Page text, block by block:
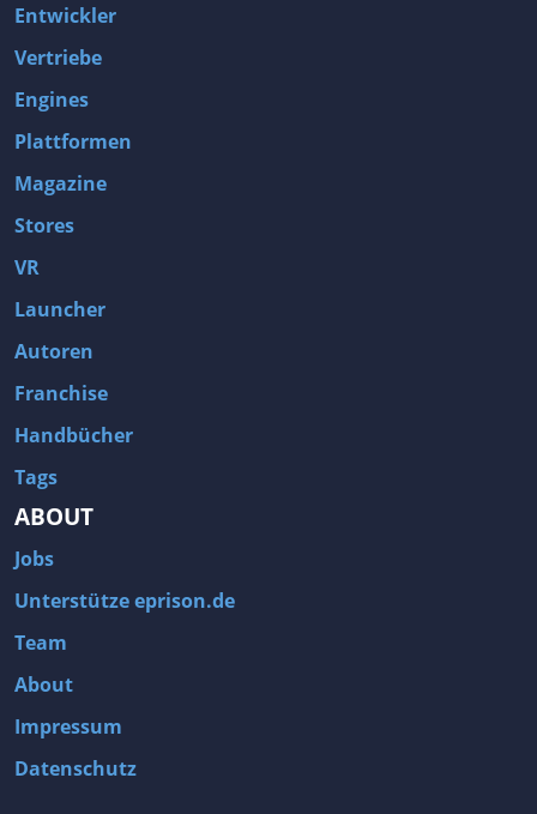
Entwickler
Vertriebe
Engines
Plattformen
Magazine
Stores
VR
Launcher
Autoren
Franchise
Handbücher
Tags
ABOUT
Jobs
Unterstütze eprison.de
Team
About
Impressum
Datenschutz